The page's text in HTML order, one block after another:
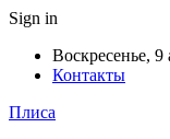
Sign in
Воскресенье, 9
Контакты
Плиса